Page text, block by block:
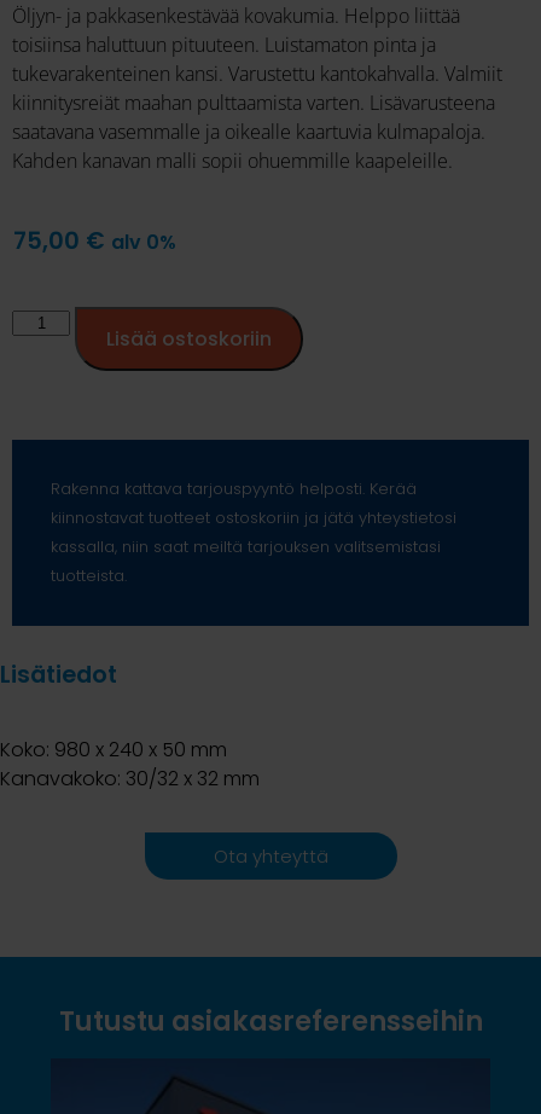
Öljyn- ja pakkasenkestävää kovakumia. Helppo liittää
toisiinsa haluttuun pituuteen. Luistamaton pinta ja
tukevarakenteinen kansi. Varustettu kantokahvalla. Valmiit
kiinnitysreiät maahan pulttaamista varten. Lisävarusteena
saatavana vasemmalle ja oikealle kaartuvia kulmapaloja.
Kahden kanavan malli sopii ohuemmille kaapeleille.
75,00 € alv 0%
Lisää ostoskoriin
Rakenna kattava tarjouspyyntö helposti. Kerää
kiinnostavat tuotteet ostoskoriin ja jätä yhteystietosi
kassalla, niin saat meiltä tarjouksen valitsemistasi
tuotteista.
Lisätiedot
Koko: 980 x 240 x 50 mm
Kanavakoko: 30/32 x 32 mm
Ota yhteyttä
Tutustu asiakasreferensseihin